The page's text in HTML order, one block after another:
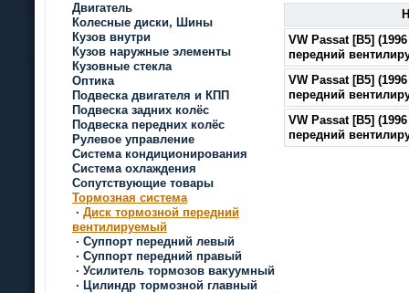
Двигатель
Колесные диски, Шины
Кузов внутри
Кузов наружные элементы
Кузовные стекла
Оптика
Подвеска двигателя и КПП
Подвеска задних колёс
Подвеска передних колёс
Рулевое управление
Система кондиционирования
Система охлаждения
Сопутствующие товары
Тормозная система
· Диск тормозной передний
вентилируемый
· Суппорт передний левый
· Суппорт передний правый
· Усилитель тормозов вакуумный
· Цилиндр тормозной главный
VW Passat [B5]
передний
VW Passat [B5]
передний
VW Passat [B5]
передний